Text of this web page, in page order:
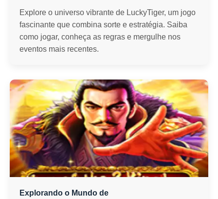
Explore o universo vibrante de LuckyTiger, um jogo
fascinante que combina sorte e estratégia. Saiba
como jogar, conheça as regras e mergulhe nos
eventos mais recentes.
Explorando o Mundo de